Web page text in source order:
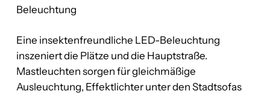
Beleuchtung
Eine insektenfreundliche LED-Beleuchtung
inszeniert die Plätze und die Hauptstraße.
Mastleuchten sorgen für gleichmäßige
Ausleuchtung, Effektlichter unter den Stadtsofas